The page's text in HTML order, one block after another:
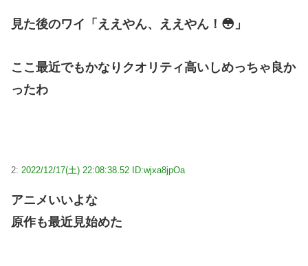
見た後のワイ「ええやん、ええやん！😳」
ここ最近でもかなりクオリティ高いしめっちゃ良か
ったわ
2: 2022/12/17(土) 22:08:38.52 ID:wjxa8jpOa
アニメいいよな
原作も最近見始めた